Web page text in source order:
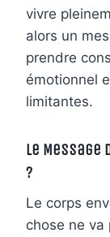
vivre
alors un
prendre
émotionnel
limitantes.
Le
?
Le corps
chose ne va